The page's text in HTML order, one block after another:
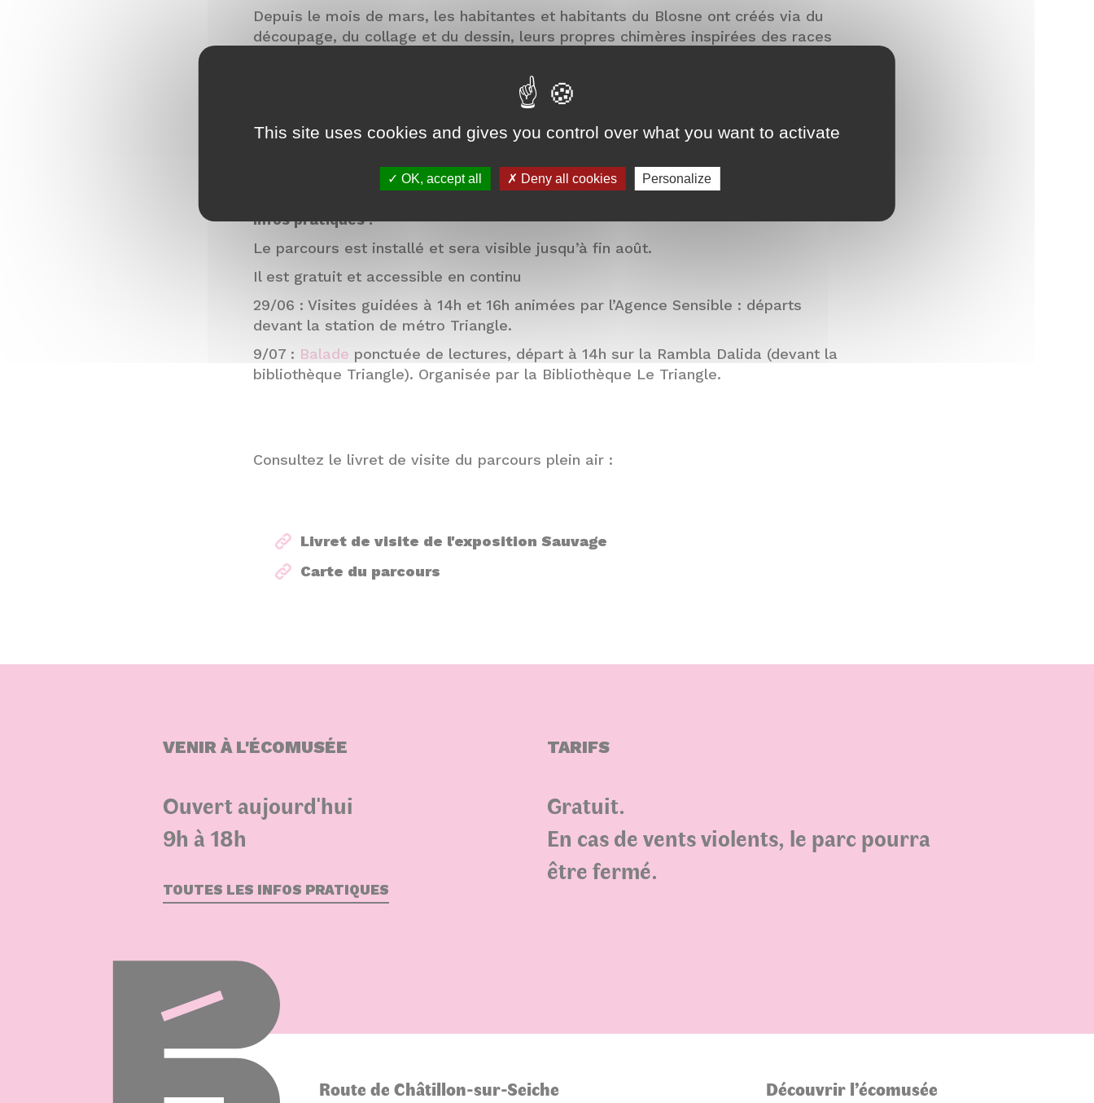
Depuis le mois de mars, les habitantes et habitants du Blosne ont créés via du
découpage, du collage et du dessin, leurs propres chimères inspirées des races
Les créations sont installées de la station Triangle à l’écomusée : retrouvez ci-
dessous la carte du parcours et le livret de visite.
Infos pratiques :
Le parcours est installé et sera visible jusqu’à fin août.
Il est gratuit et accessible en continu
29/06 : Visites guidées à 14h et 16h animées par l’Agence Sensible : départs
devant la station de métro Triangle.
9/07 : Balade ponctuée de lectures, départ à 14h sur la Rambla Dalida (devant la
bibliothèque Triangle). Organisée par la Bibliothèque Le Triangle.
Consultez le livret de visite du parcours plein air :
Livret de visite de l'exposition Sauvage
Carte du parcours
VENIR À L'ÉCOMUSÉE
Ouvert aujourd'hui
9h à 18h
TOUTES LES INFOS PRATIQUES
TARIFS
Gratuit.
En cas de vents violents, le parc pourra
être fermé.
Route de Châtillon-sur-Seiche
Découvrir l’écomusée
This site uses cookies and gives you control over what you want to activate
OK, accept all Deny all cookies Personalize